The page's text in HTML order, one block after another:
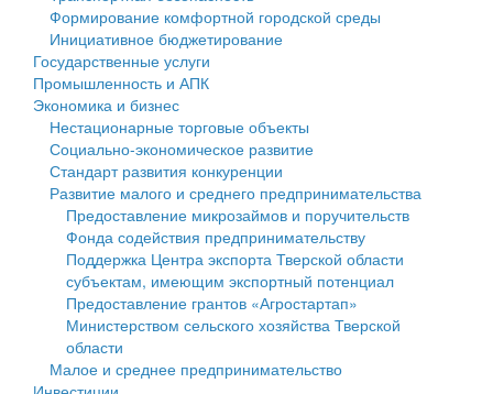
Государственные услуги
Промышленность и АПК
Экономика и бизнес
Символика
Устав
Гостям округа
Туризм
Культура
Образование
Здравоохранение
Социальная защита
Фотоальбом
муниципального округа Тверской области
Администрация Кашинского муниципального округа
Тверской области
Управление сельскими территориями
Открытые данные
Работа с обращениями граждан
Муниципальный контроль
Муниципальные услуги
Проекты административных регламентов
Финансовое управление
Бюджет для граждан
Имущество
Выявление правообладателей ранее учтенных
объектов недвижимости
Имущественная поддержка субъектов малого и
среднего предпринимательства
Информационная поддержка субъектов малого и
среднего предпринимательства
Формирование комфортной городской среды
Инициативное бюджетирование
Государственные услуги
Промышленность и АПК
Экономика и бизнес
Нестационарные торговые объекты
Социально-экономическое развитие
Стандарт развития конкуренции
Развитие малого и среднего предпринимательства
Предоставление микрозаймов и поручительств
Фонда содействия предпринимательству
Поддержка Центра экспорта Тверской области
субъектам, имеющим экспортный потенциал
Предоставление грантов «Агростартап»
Министерством сельского хозяйства Тверской
области
Малое и среднее предпринимательство